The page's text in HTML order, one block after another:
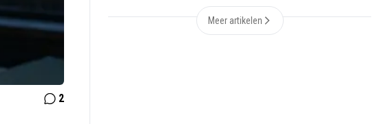
2
Meer artikelen